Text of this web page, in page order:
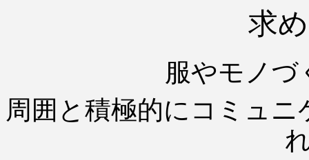
求
服やモノづ
周囲と積極的にコミュ